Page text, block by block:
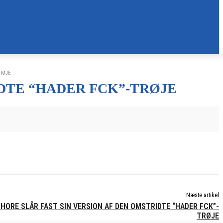
“HADER FCK”-TRØJE
Næste artikel
SLÅR FAST SIN VERSION AF DEN OMSTRIDTE “HADER FCK”-
TRØJE